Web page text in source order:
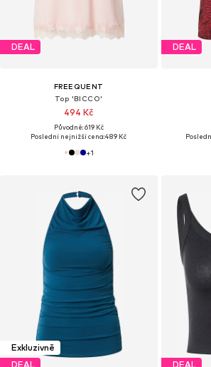
DEAL
FREEQUENT
Top 'BICCO'
494 Kč
Původně: 619 Kč
Poslední nejnižší cena:489 Kč
+1
DEAL
Exkluzivně
DEAL
DEAL